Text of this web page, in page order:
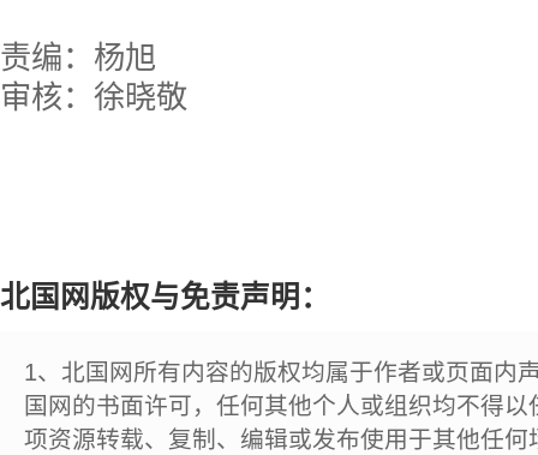
责编：杨旭
审核：徐晓敬
北国网版权与免责声明：
1、北国网所有内容的版权均属于作者或页面内
国网的书面许可，任何其他个人或组织均不得
项资源转载、复制、编辑或发布使用于其他任